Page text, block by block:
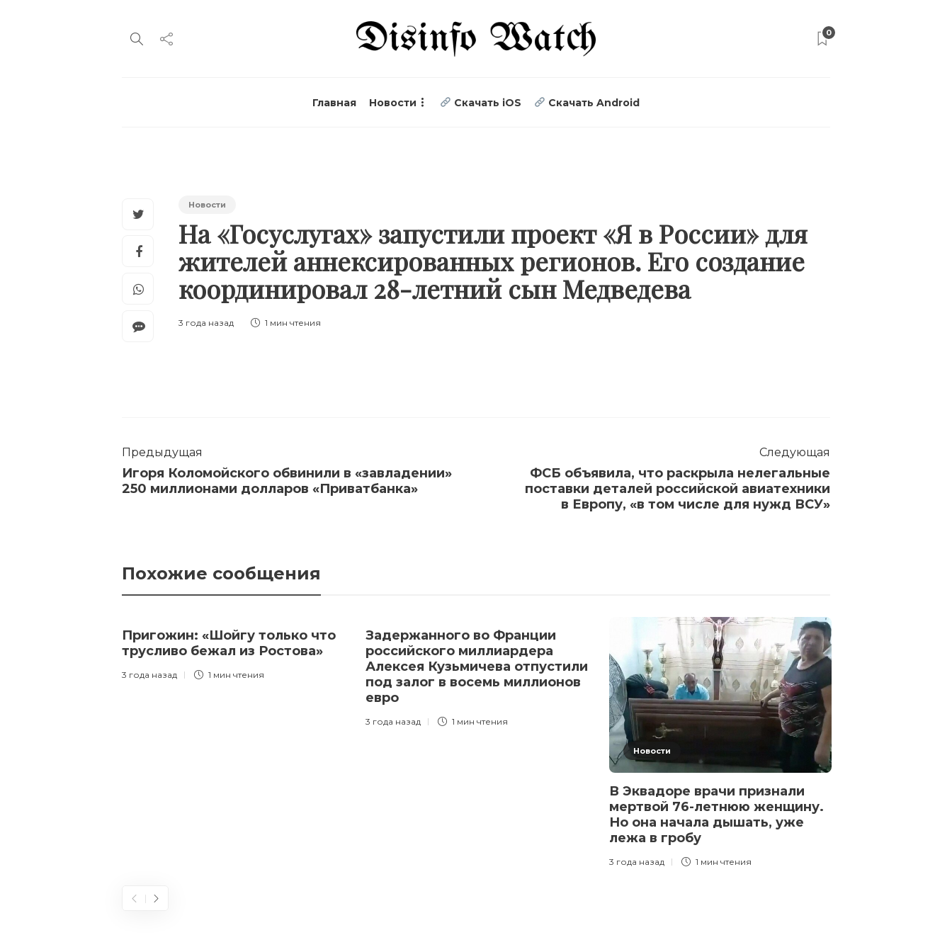
0
Главная Новости Скачать iOS Скачать Android
Новости
На «Госуслугах» запустили проект «Я в России» для
жителей аннексированных регионов. Его создание
координировал 28-летний сын Медведева
3 года назад 1 мин чтения
Предыдущая
Игоря Коломойского обвинили в «завладении»
250 миллионами долларов «Приватбанка»
Следующая
ФСБ объявила, что раскрыла нелегальные
поставки деталей российской авиатехники
в Европу, «в том числе для нужд ВСУ»
Похожие сообщения
Пригожин: «Шойгу только что
трусливо бежал из Ростова»
3 года назад 1 мин чтения
Задержанного во Франции
российского миллиардера
Алексея Кузьмичева отпустили
под залог в восемь миллионов
евро
3 года назад 1 мин чтения
Новости
В Эквадоре врачи признали
мертвой 76-летнюю женщину.
Но она начала дышать, уже
лежа в гробу
3 года назад 1 мин чтения